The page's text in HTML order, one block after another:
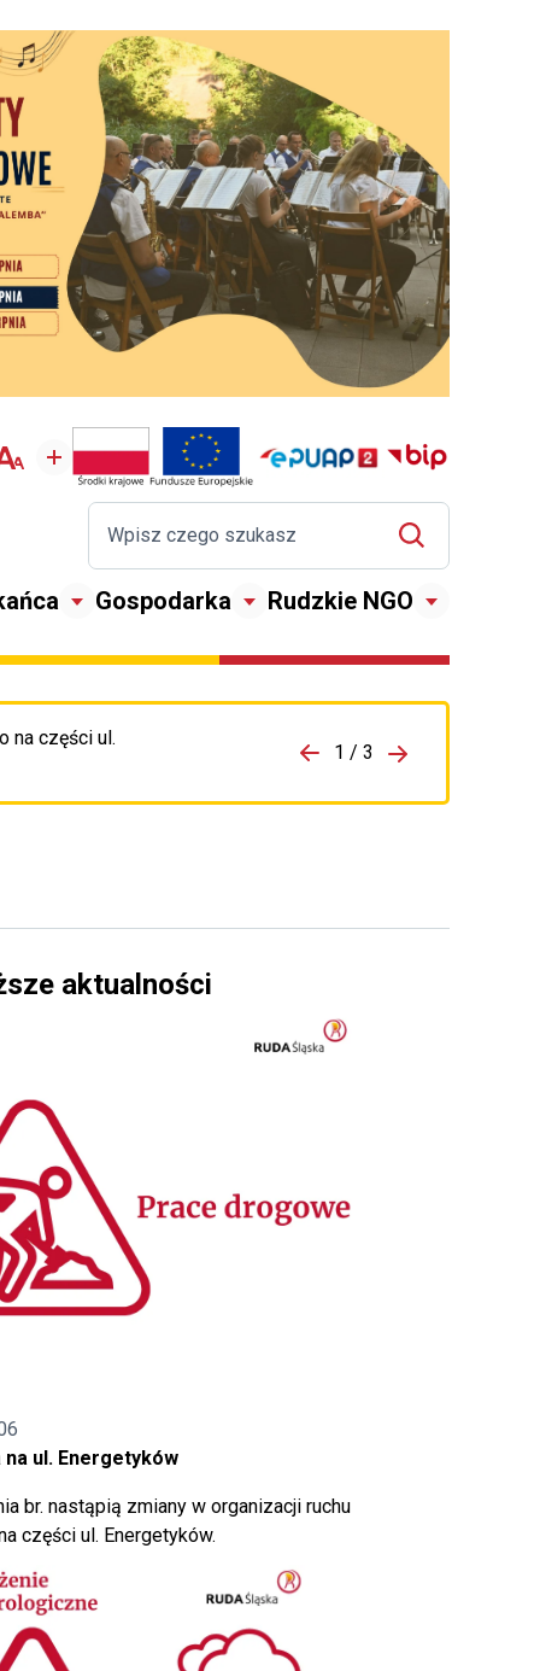
Gospodarka Rudzkie NGO
na części ul.
do porzpedniego komunikatu 1 / 3
Przejdź do
aktualności
na ul. Energetyków
br. nastąpią zmiany w organizacji ruchu
części ul. Energetyków.